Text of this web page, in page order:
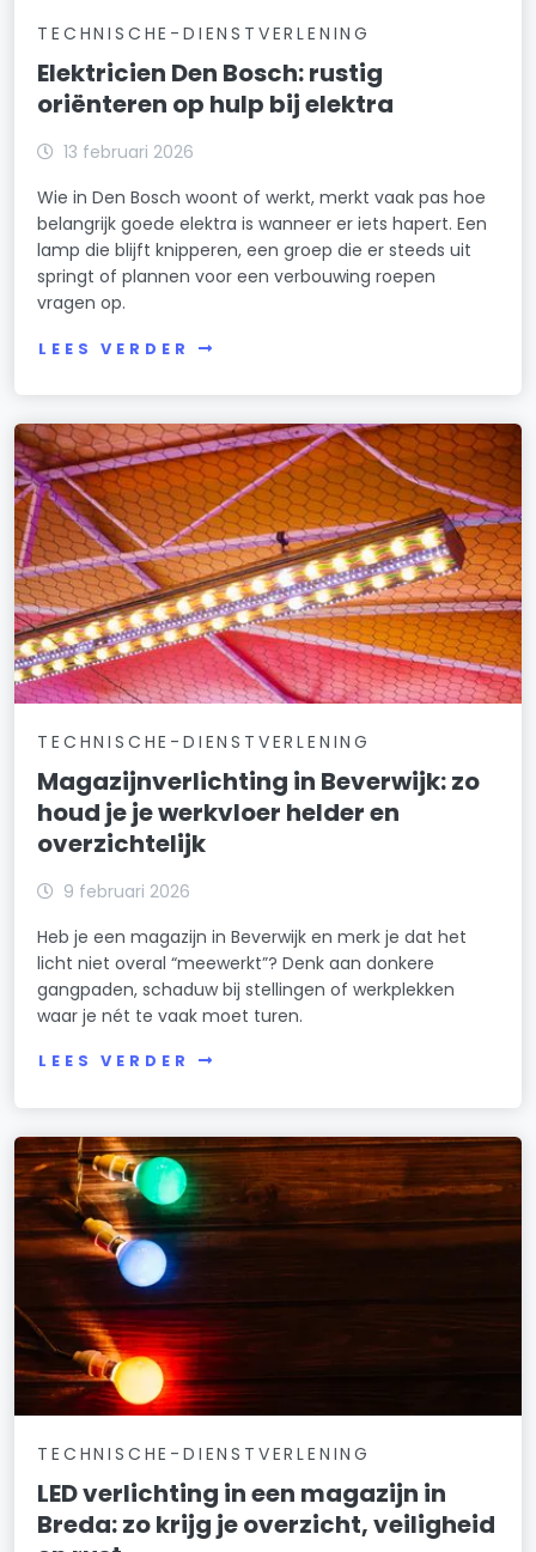
TECHNISCHE-DIENSTVERLENING
Elektricien Den Bosch: rustig
oriënteren op hulp bij elektra
13 februari 2026
Wie in Den Bosch woont of werkt, merkt vaak pas hoe
belangrijk goede elektra is wanneer er iets hapert. Een
lamp die blijft knipperen, een groep die er steeds uit
springt of plannen voor een verbouwing roepen
vragen op.
LEES VERDER
TECHNISCHE-DIENSTVERLENING
Magazijnverlichting in Beverwijk: zo
houd je je werkvloer helder en
overzichtelijk
9 februari 2026
Heb je een magazijn in Beverwijk en merk je dat het
licht niet overal “meewerkt”? Denk aan donkere
gangpaden, schaduw bij stellingen of werkplekken
waar je nét te vaak moet turen.
LEES VERDER
TECHNISCHE-DIENSTVERLENING
LED verlichting in een magazijn in
Breda: zo krijg je overzicht, veiligheid